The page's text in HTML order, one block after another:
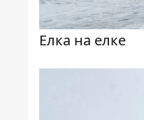
Елка на елке